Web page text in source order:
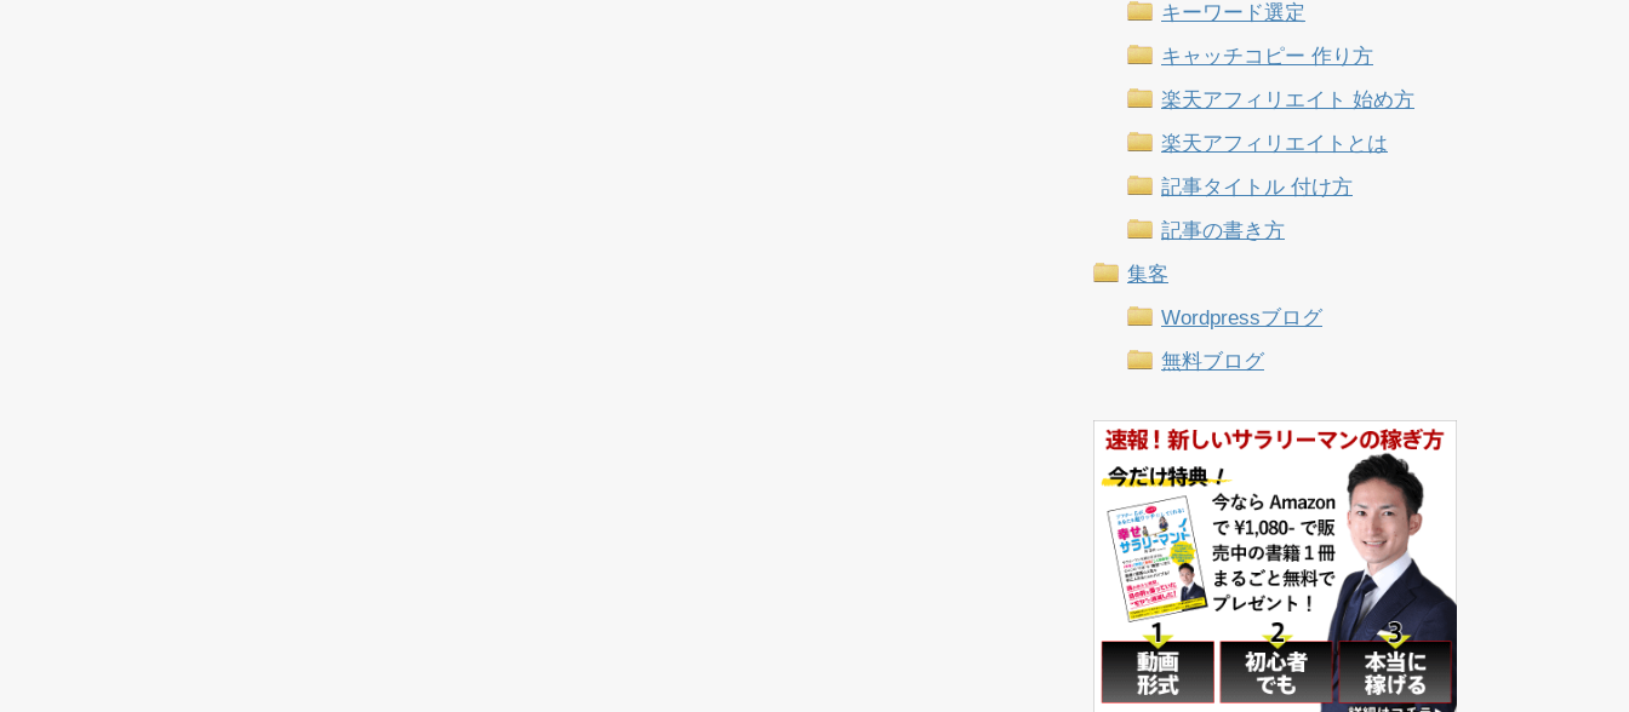
キーワード選定
キャッチコピー 作り方
楽天アフィリエイト 始め方
楽天アフィリエイトとは
記事タイトル 付け方
記事の書き方
集客
Wordpressブログ
無料ブログ